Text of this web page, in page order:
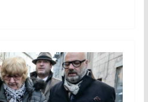
dI
n
Li
n
k
er